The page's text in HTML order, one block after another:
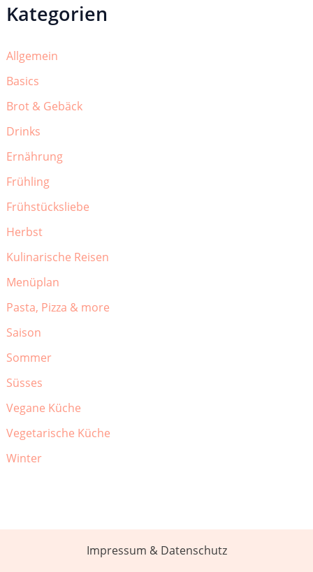
Kategorien
Allgemein
Basics
Brot & Gebäck
Drinks
Ernährung
Frühling
Frühstücksliebe
Herbst
Kulinarische Reisen
Menüplan
Pasta, Pizza & more
Saison
Sommer
Süsses
Vegane Küche
Vegetarische Küche
Winter
Impressum & Datenschutz